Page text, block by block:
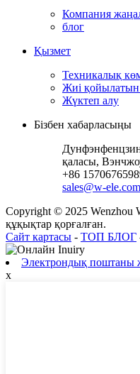
Компания
блог
Қызмет
Техникалық
Жиі қойылатын
Жүктеп алу
Бізбен хабарласыңы
қаласы,
+86
sales@w-ele.com
Copyright © 2025 Wenzhou
құқықтар қорғалған.
Сайт картасы - ТОП БЛОГ
Электрондық поштаны
x